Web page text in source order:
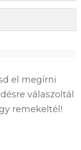
el megírni
válaszoltál
remekeltél!